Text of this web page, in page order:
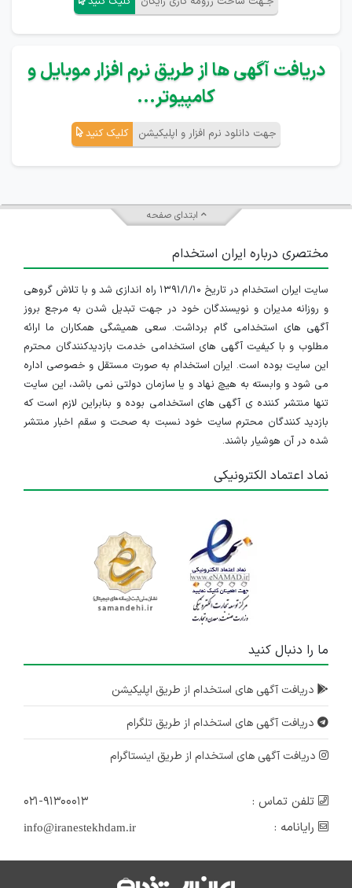
دریافت آگهی ها از طریق نرم افزار موبایل و
کامپیوتر...
جهت دانلود نرم افزار و اپلیکیشن کلیک کنید
ابتدای صفحه
مختصری درباره ایران استخدام
سایت ایران استخدام در تاریخ ۱۳۹۱/۱/۱۰ راه اندازی شد و با تلاش گروهی
و روزانه مدیران و نویسندگان خود در جهت تبدیل شدن به مرجع بروز
آگهی های استخدامی گام برداشت. سعی همیشگی همکاران ما ارائه
مطلوب و با کیفیت آگهی های استخدامی خدمت بازدیدکنندگان محترم
این سایت بوده است. ایران استخدام به صورت مستقل و خصوصی اداره
می شود و وابسته به هیچ نهاد و یا سازمان دولتی نمی باشد، این سایت
تنها منتشر کننده ی آگهی های استخدامی بوده و بنابراین لازم است که
بازدید کنندگان محترم سایت خود نسبت به صحت و سقم اخبار منتشر
شده در آن هوشیار باشند.
نماد اعتماد الکترونیکی
ما را دنبال کنید
دریافت آگهی های استخدام از طریق اپلیکیشن
دریافت آگهی های استخدام از طریق تلگرام
دریافت آگهی های استخدام از طریق اینستاگرام
تلفن تماس :
۰۲۱-۹۱۳۰۰۰۱۳
رایانامه :
info@iranestekhdam.ir